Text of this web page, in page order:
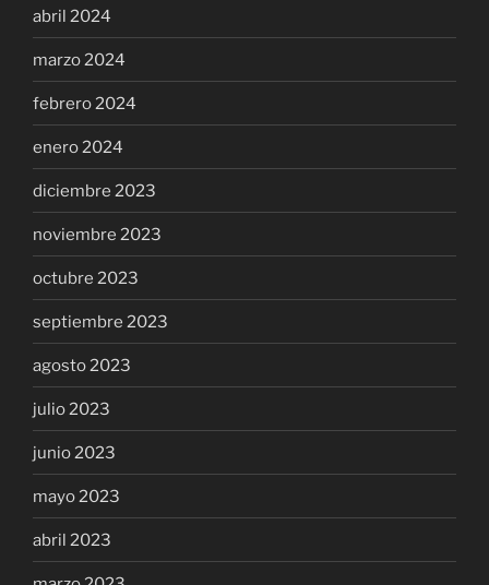
abril 2024
marzo 2024
febrero 2024
enero 2024
diciembre 2023
noviembre 2023
octubre 2023
septiembre 2023
agosto 2023
julio 2023
junio 2023
mayo 2023
abril 2023